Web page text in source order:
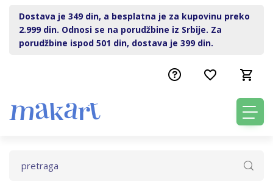
Dostava je 349 din, a besplatna je za kupovinu preko
2.999 din. Odnosi se na porudžbine iz Srbije. Za
porudžbine ispod 501 din, dostava je 399 din.